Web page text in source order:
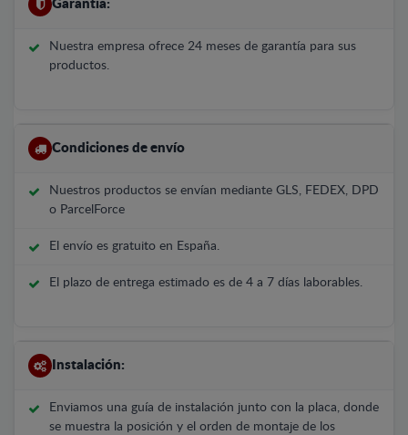
Garantía:
Nuestra empresa ofrece 24 meses de garantía para sus
productos.
Condiciones de envío
Nuestros productos se envían mediante GLS, FEDEX, DPD
o ParcelForce
El envío es gratuito en España.
El plazo de entrega estimado es de 4 a 7 días laborables.
Instalación:
Enviamos una guía de instalación junto con la placa, donde
se muestra la posición y el orden de montaje de los